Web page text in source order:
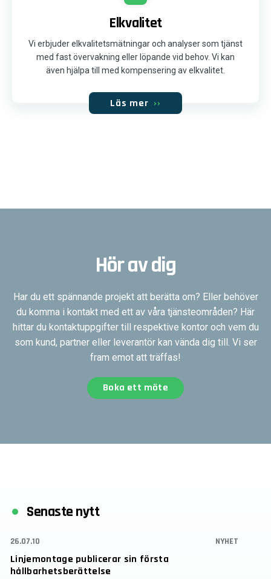
Elkvalitet
Vi erbjuder elkvalitetsmätningar och analyser som tjänst
med fast övervakning eller löpande vid behov. Vi kan
även hjälpa till med kompensering av elkvalitet.
Läs mer ››
Hör av dig
Har du ett spännande projekt att berätta om? Eller behöver
du komma i kontakt med ett av våra tjänsteområden? Här
hittar du kontaktuppgifter till respektive kontor och vem du
som kund, partner eller leverantör kan vända dig till. Vi ser
fram emot att träffas!
Boka ett möte
Senaste nytt
Linjemontage publicerar sin första
hållbarhetsberättelse
26.07.10 NYHET